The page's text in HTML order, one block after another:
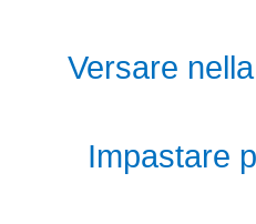
Versare
Impastare